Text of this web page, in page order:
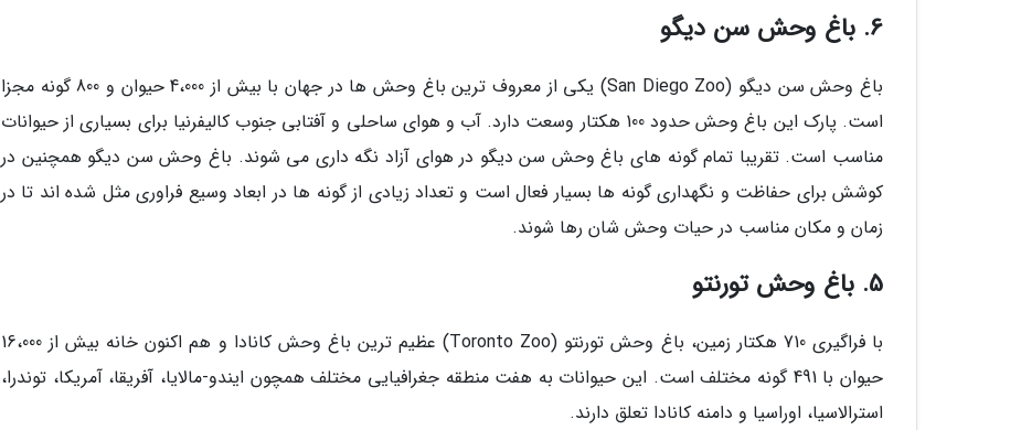
6. باغ وحش سن دیگو
باغ وحش سن دیگو (San Diego Zoo) یکی از معروف ترین باغ وحش ها در جهان با بیش از 4،000 حیوان و 800 گونه مجزا
است. پارک این باغ وحش حدود 100 هکتار وسعت دارد. آب و هوای ساحلی و آفتابی جنوب کالیفرنیا برای بسیاری از حیوانات
مناسب است. تقریبا تمام گونه های باغ وحش سن دیگو در هوای آزاد نگه داری می شوند. باغ وحش سن دیگو همچنین در
کوشش برای حفاظت و نگهداری گونه ها بسیار فعال است و تعداد زیادی از گونه ها در ابعاد وسیع فراوری مثل شده اند تا در
زمان و مکان مناسب در حیات وحش شان رها شوند.
5. باغ وحش تورنتو
با فراگیری 710 هکتار زمین، باغ وحش تورنتو (Toronto Zoo) عظیم ترین باغ وحش کانادا و هم اکنون خانه بیش از 16،000
حیوان با 491 گونه مختلف است. این حیوانات به هفت منطقه جغرافیایی مختلف همچون ایندو-مالایا، آفریقا، آمریکا، توندرا،
استرالاسیا، اوراسیا و دامنه کانادا تعلق دارند.